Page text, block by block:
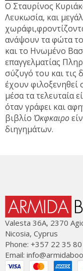
Ο Σταυρίνος
Λευκωσία, και
ανάψουν τα φώτα
και το Ηνωμένο
επαγγελματίας
σύζυγό του και τις
έχουν φιλοξενηθεί
μέσα τα τελευταία
όταν γράφει και
βιβλίο Όκφκαιρο
διηγημάτων.
Valesta 36Α, 2370
Nicosia, Cyprus
Phone: +357 22 35
Email: